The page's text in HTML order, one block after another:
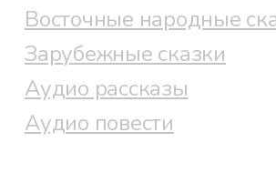
Восточные народные
Зарубежные сказки
Аудио рассказы
Аудио повести